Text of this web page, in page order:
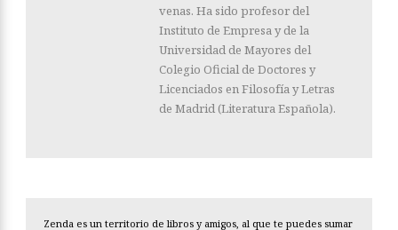
venas. Ha sido profesor del
Instituto de Empresa y de la
Universidad de Mayores del
Colegio Oficial de Doctores y
Licenciados en Filosofía y Letras
de Madrid (Literatura Española).
Zenda es un territorio de libros y amigos, al que te puedes sumar